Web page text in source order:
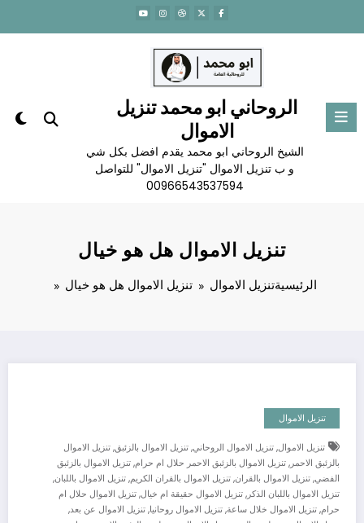
المحتوى
الروحاني ابو محمد تنزيل
الاموال
الشيخ الروحاني ابو محمد يقدم افضل بكل شي
و ب تنزيل الاموال "تنزيل الاموال" للتواصل
00966543537594
تنزيل الاموال هل هو خيال
الرئيسيةتنزيل الاموال تنزيل الاموال هل هو خيال
تنزيل الاموال
تنزيل الاموال, تنزيل الاموال الروحاني, تنزيل الاموال بالزئبق, تنزيل الاموال
بالزئبق الاحمر, تنزيل الاموال بالزئبق الاحمر حلال ام حرام, تنزيل الاموال بالزئبق
الفضي, تنزيل الاموال بالقران, تنزيل الاموال بالقران الكريم, تنزيل الاموال باللبان,
تنزيل الاموال باللبان الذكر, تنزيل الاموال حقيقة ام خيال, تنزيل الاموال حلال ام
حرام, تنزيل الاموال خلال ساعة, تنزيل الاموال روحانيا, تنزيل الاموال عن بعد,